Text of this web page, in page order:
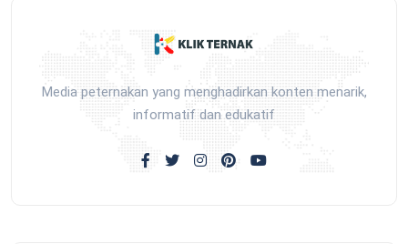
Media peternakan yang menghadirkan konten menarik,
informatif dan edukatif